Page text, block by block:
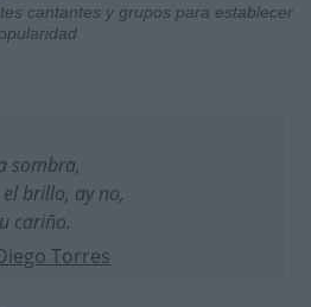
cantantes y grupos para establecer
sombra,
brillo, ay no,
cariño.
Torres